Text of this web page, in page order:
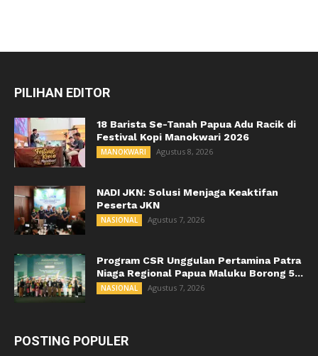
PILIHAN EDITOR
18 Barista Se-Tanah Papua Adu Racik di
Festival Kopi Manokwari 2026
MANOKWARI Agustus 8, 2026
NADI JKN: Solusi Menjaga Keaktifan
Peserta JKN
NASIONAL Agustus 7, 2026
Program CSR Unggulan Pertamina Patra
Niaga Regional Papua Maluku Borong 5...
NASIONAL Agustus 7, 2026
POSTING POPULER